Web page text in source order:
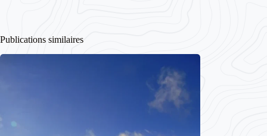
Publications similaires